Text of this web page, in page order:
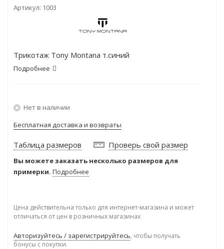
Артикул: 1003
Трикотаж Tony Montana т.синий
Подробнее
Нет в наличии
Бесплатная доставка и возвраты
Таблица размеров Проверь свой размер
Вы можете заказать несколько размеров для
примерки. Подробнее
Цена действительна только для интернет-магазина и может
отличаться от цен в розничных магазинах
Авторизуйтесь / зарегистрируйтесь, чтобы получать
бонусы с покупки.